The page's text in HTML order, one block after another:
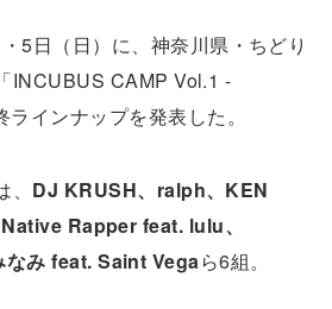
5日（日）に、神奈川県・ちどり
INCUBUS CAMP Vol.1 -
インナップを発表した。
DJ KRUSH、ralph、KEN
Rapper feat. lulu、
み feat. Saint Vegaら6組。